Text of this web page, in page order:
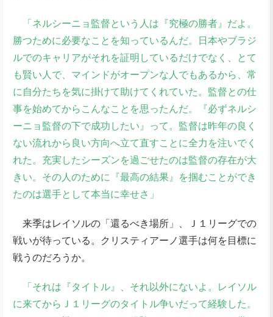
「ネルシーニョ監督という人は『究極の勝者』だよ。
勝つために必要なことを知っているんだ。日本やブラジ
ルでのキャリアがそれを証明しているだけでなく、とて
も賢い人で、マインドがオープンな人でもあるから、常
に自分たちを気に掛けて助けてくれていた。監督との仕
事を始めてからこんなことを思ったんだ。『必ずネルシ
ーニョ監督の下で成功したい』って。監督は昨年の良く
ない流れから良い方向へ立て直すことに全力を注いでく
れた。充実したシーズンを過ごせたのは監督の存在が大
きい。その人のために『最高の結果』を掴むことができ
たのは選手として本当に幸せさ」
来季はレイソルの「還るべき場所」、Ｊ１リーグでの
戦いが待っている。クリスティアーノ選手は何を目標に
戦うのだろうか。
「それは『タイトル』、それ以外にないよ。レイソル
に来てからＪ１リーグのタイトル争いだって経験した。